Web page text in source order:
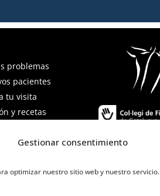
Gestionar consentimiento
optimizar nuestro sitio web y nuestro servicio.
problemas
pacientes
tu visita
y recetas